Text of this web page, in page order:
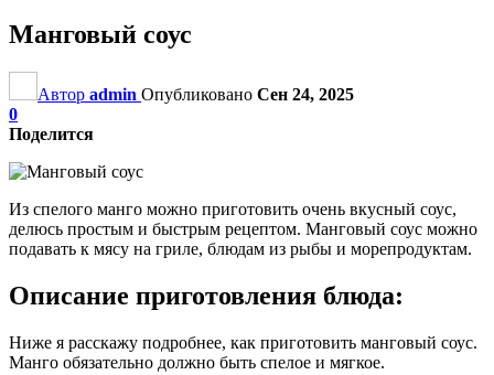
Манговый соус
Автор admin Опубликовано Сен 24, 2025
0
Поделится
Из спелого манго можно приготовить очень вкусный соус,
делюсь простым и быстрым рецептом. Манговый соус можно
подавать к мясу на гриле, блюдам из рыбы и морепродуктам.
Описание приготовления блюда:
Ниже я расскажу подробнее, как приготовить манговый соус.
Манго обязательно должно быть спелое и мягкое.